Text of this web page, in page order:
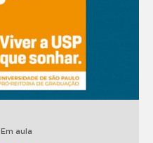
Em aula